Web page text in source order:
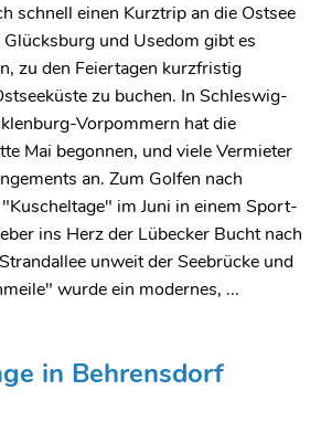
schnell einen Kurztrip an die Ostsee
und Usedom gibt es
zu den Feiertagen kurzfristig
zu buchen. In Schleswig-
Vorpommern hat die
Mai begonnen, und viele Vermieter
an. Zum Golfen nach
im Juni in einem Sport-
ins Herz der Lübecker Bucht nach
unweit der Seebrücke und
wurde ein modernes, ...
in Behrensdorf